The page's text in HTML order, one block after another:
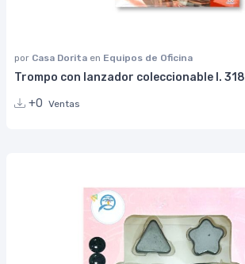
por Casa Dorita en Equipos de Oficina
Trompo con lanzador coleccionable I. 318
+0 Ventas